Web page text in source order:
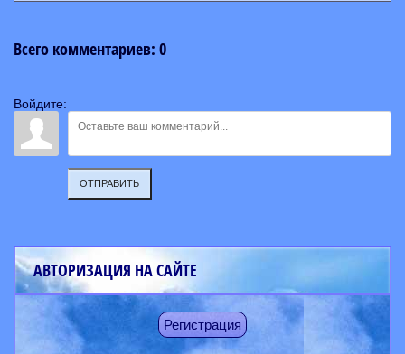
Всего комментариев: 0
Войдите:
ОТПРАВИТЬ
АВТОРИЗАЦИЯ НА САЙТЕ
Регистрация